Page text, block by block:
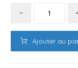
-
Ajouter au